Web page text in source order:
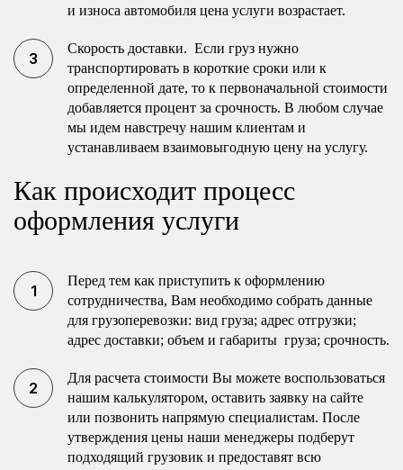
и износа автомобиля цена услуги возрастает.
Скорость доставки. Если груз нужно
транспортировать в короткие сроки или к
определенной дате, то к первоначальной стоимости
добавляется процент за срочность. В любом случае
мы идем навстречу нашим клиентам и
устанавливаем взаимовыгодную цену на услугу.
Как происходит процесс
оформления услуги
Перед тем как приступить к оформлению
сотрудничества, Вам необходимо собрать данные
для грузоперевозки: вид груза; адрес отгрузки;
адрес доставки; объем и габариты груза; срочность.
Для расчета стоимости Вы можете воспользоваться
нашим калькулятором, оставить заявку на сайте
или позвонить напрямую специалистам. После
утверждения цены наши менеджеры подберут
подходящий грузовик и предоставят всю